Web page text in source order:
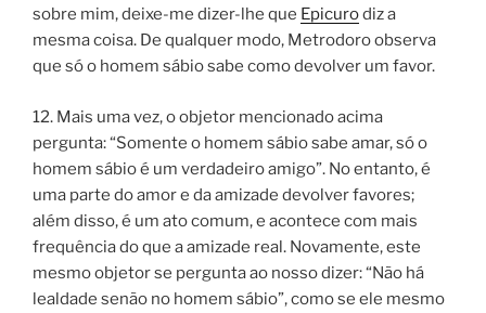
sobre mim, deixe-me dizer-lhe que Epicurodiz a
mesma coisa. De qualquer modo, Metrodoro observa
que só o homem sábio sabe como devolver um favor.
12. Mais uma vez, o objetor mencionado acima
pergunta: “Somente o homem sábio sabe amar, só o
homem sábio é um verdadeiro amigo”. No entanto, é
uma parte do amor e da amizade devolver favores;
além disso, é um ato comum, e acontece com mais
frequência do que a amizade real. Novamente, este
mesmo objetor se pergunta ao nosso dizer: “Não há
lealdade senão no homem sábio”, como se ele mesmo